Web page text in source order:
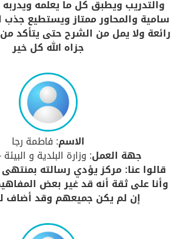
والتدريب ويطبق كل ما يعلمه
سامية والمحاور ممتاز ويستطيع جذب
رائعة ولا يمل من الشرح حتى يتأكد
جزاه الله كل خير
الاسم: فاطمة رجا
جهة العمل: وزارة البلدية و
قالوا عنا: مركز يؤدي رسالته
وأنا على ثقة أنه قد غير بعض
إن لم يكن جميعهم وقد أضاف